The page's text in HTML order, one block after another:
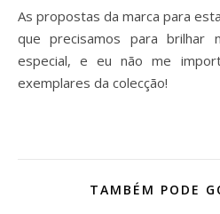
As propostas da marca para
que precisamos para brilhar
especial, e eu não me
exemplares da colecção!
TAMBÉM PODE